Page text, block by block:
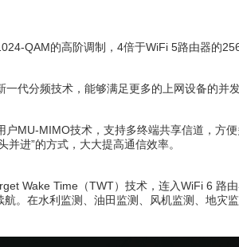
QAM的高阶调制，4倍于WiFi 5路由器的
一代分频技术，能够满足更多的上网设备的并
户MU-MIMO技术，支持多终端共享信道，方
并进”的方式，大大提高通信效率。
Wake Time（TWT）技术，连入WiFi 6 路
。在水利监测、油田监测、风机监测、地灾